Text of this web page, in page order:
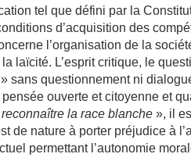
tel que défini par la
d’acquisition des
l’organisation de la
laïcité. L’esprit critique, le
sans questionnement ni
ouverte et citoyenne et
la race blanche », il
de nature à porter préjudice à
permettant l’autonomie